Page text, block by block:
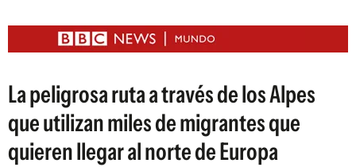
ESTADOS UNIDOS
La peligrosa ruta a través de los Alpes
que utilizan miles de migrantes que
quieren llegar al norte de Europa